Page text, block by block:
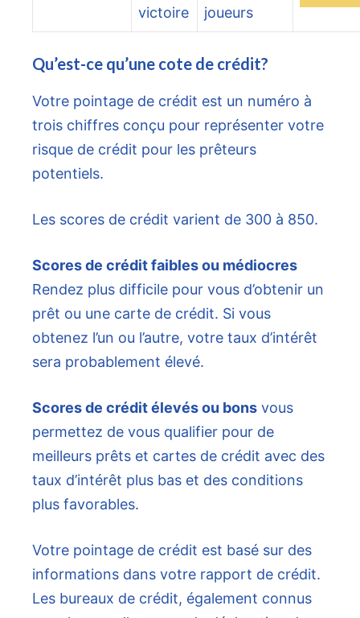
victoire
joueurs
Qu’est-ce qu’une cote de crédit?
Votre pointage de crédit est un numéro à
trois chiffres conçu pour représenter votre
risque de crédit pour les prêteurs
potentiels.
Les scores de crédit varient de 300 à 850.
Scores de crédit faibles ou médiocres
Rendez plus difficile pour vous d’obtenir un
prêt ou une carte de crédit. Si vous
obtenez l’un ou l’autre, votre taux d’intérêt
sera probablement élevé.
Scores de crédit élevés ou bons vous
permettez de vous qualifier pour de
meilleurs prêts et cartes de crédit avec des
taux d’intérêt plus bas et des conditions
plus favorables.
Votre pointage de crédit est basé sur des
informations dans votre rapport de crédit.
Les bureaux de crédit, également connus